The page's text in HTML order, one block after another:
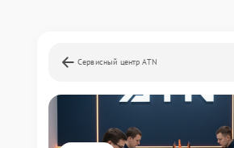
Сервисный центр ATN